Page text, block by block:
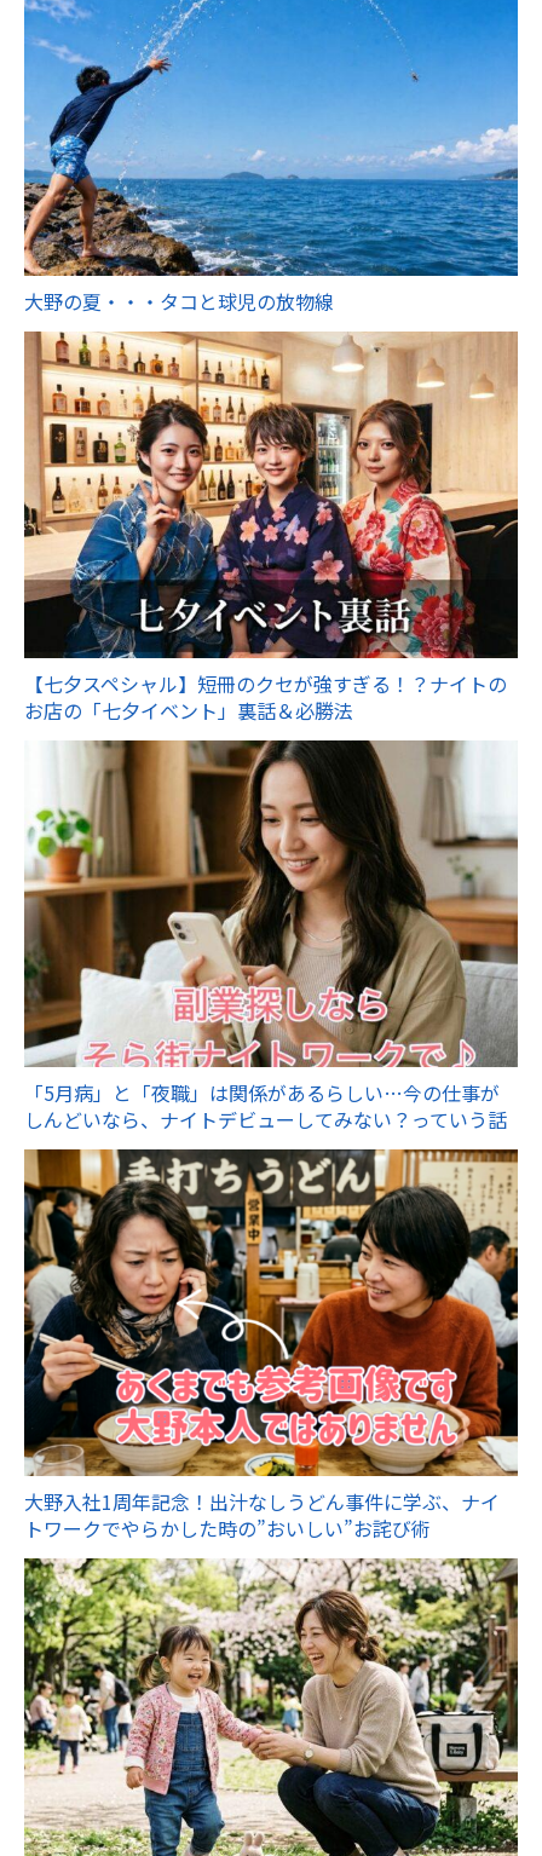
大野の夏・・・タコと球児の放物線
【七夕スペシャル】短冊のクセが強すぎる！？ナイトの
お店の「七夕イベント」裏話＆必勝法
「5月病」と「夜職」は関係があるらしい…今の仕事が
しんどいなら、ナイトデビューしてみない？っていう話
大野入社1周年記念！出汁なしうどん事件に学ぶ、ナイ
トワークでやらかした時の”おいしい”お詫び術